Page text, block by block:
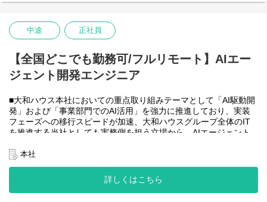
・HTML5 アプリケーション（JavaScript / jQuery / Vue.js）を用い
・CAP（Cloud Application Programming Model / Node.js）および
OData を用いたデータアクセス・バックエンド開発・保守
・SAP HANA SQL / Calculation View / Procedure によるデータモ
デリング・DB開発
国どこからでも働いていただけます。
入社日以外の出社は基本的にないので、入社後の勤務地は問いま
せん。また、働く時間に制限もなく、月160時間の勤務で、午前5
時～22時までの間であれば、自由な時間に働いていただけます。
児、介護などとの両立も可能です。社員が仕事をしやすい環境を
中途 正社員
【全国どこでも勤務可/フルリモート】AIエー
ジェント開発エンジニア
■大和ハウス本社においての重点取り組みテーマとして「AI駆動開
発」および「事業部門でのAI活用」を強力に推進しており、実装
フェーズへの移行スピードが加速、大和ハウスグループ全体のIT
を推進する当社としても実務側を担う立場から、AIエージェント
務としチームの拡大を図っています。
なお、フルリモート勤務可能なので、勤務地は北海道から沖縄ま
で、日本全国どこからでも働いていただけます。
入社日以外の出社は年１～４回程度なので、入社後の勤務地は国
本社
詳しくはこちら